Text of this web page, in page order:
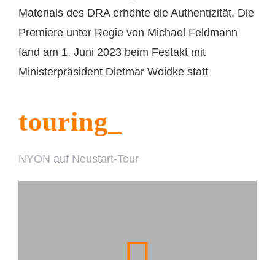
touring_
NYON auf Neustart-Tour
Materials des DRA erhöhte die Authentizität. Die
Premiere unter Regie von Michael Feldmann
fand am 1. Juni 2023 beim Festakt mit
Ministerpräsident Dietmar Woidke statt